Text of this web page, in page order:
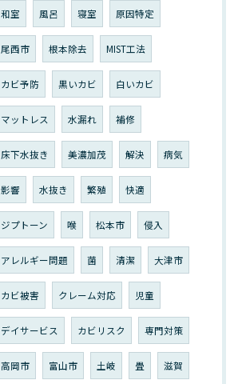
和室 風呂 寝室 原因特定
尾西市 根本除去 MIST工法
カビ予防 黒いカビ 白いカビ
マットレス 水漏れ 補修
床下水抜き 美濃加茂 解決 病気
影響 水抜き 繁殖 快適
ジプトーン 喉 松本市 侵入
アレルギー問題 菌 清潔 大津市
カビ被害 クレーム対応 児童
デイサービス カビリスク 専門対策
高岡市 富山市 土岐 畳 滋賀